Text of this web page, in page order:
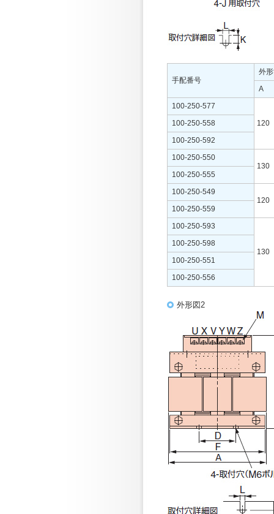
手配番号
外
A
100-250-577
120
100-250-558
100-250-592
100-250-550
130
100-250-555
100-250-549
120
100-250-559
100-250-593
130
100-250-598
100-250-551
100-250-556
外形図2